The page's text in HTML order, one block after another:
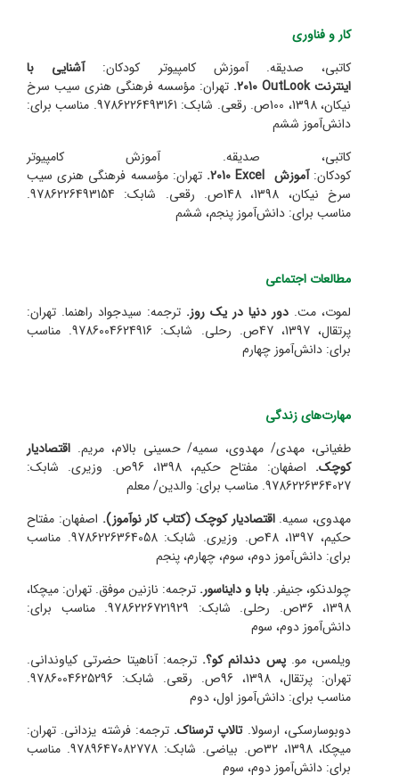
کار و فناوری
کاتبی، صدیقه. آموزش کامپیوتر کودکان:آشنایی با
اینترنتOutLook
2010. تهران: مؤسسه فرهنگی هنری سیب سرخ
نیکان، 1398، 100ص. رقعی. شابک: 9786226493161. مناسب برای:
دانش‌آموز ششم
کاتبی، صدیقه. آموزش کامپیوتر
کودکان:آموزش Excel
2010. تهران: مؤسسه فرهنگی هنری سیب
سرخ نیکان، 1398، 148ص. رقعی. شابک: 9786226493154.
مناسب برای: دانش‌آموز پنجم، ششم
مطالعات اجتماعی
لموت، مت. دور دنیا در یک روز. ترجمه: سید‌جواد راهنما. تهران:
پرتقال، 1397، 47ص. رحلی. شابک: 9786004624916. مناسب
برای: دانش‌آموز چهارم
مهارت‌های زندگی
طغیانی، مهدی/ مهدوی، سمیه/ حسینی بالام، مریم. اقتصادیار
کوچک.
اصفهان: مفتاح حکیم، 1398، 96ص. وزیری. شابک:
9786226364027. مناسب برای: والدین/ معلم
مهدوی، سمیه.اقتصادیار کوچک (کتاب کار نوآموز). اصفهان: مفتاح
حکیم، 1397، 48ص. وزیری. شابک: 9786226364058. مناسب
برای: دانش‌آموز دوم، سوم، چهارم، پنجم
چولدنکو، جنیفر. بابا و دایناسور. ترجمه: نازنین موفق. تهران: میچکا،
1398، 36ص. رحلی. شابک: 9786226721929. مناسب برای:
دانش‌آموز دوم، سوم
ویلمس، مو.پس دندانم کو؟.ترجمه: آناهیتا حضرتی کیاوندانی.
تهران: پرتقال، 1398، 96ص. رقعی. شابک: 9786004625296.
مناسب برای: دانش‌آموز اول، دوم
دوبوسارسکی، ارسولا.تالاپ ترسناک.ترجمه: فرشته یزدانی. تهران:
میچکا، 1398، 32ص. بیاضی. شابک: 9789647082778. مناسب
برای: دانش‌آموز دوم، سوم